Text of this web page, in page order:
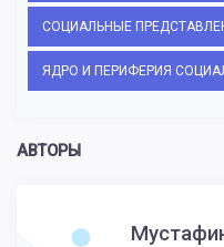
СОЦИАЛЬНЫЕ
ЯДРО И ПЕРИФЕРИЯ
АВТОРЫ